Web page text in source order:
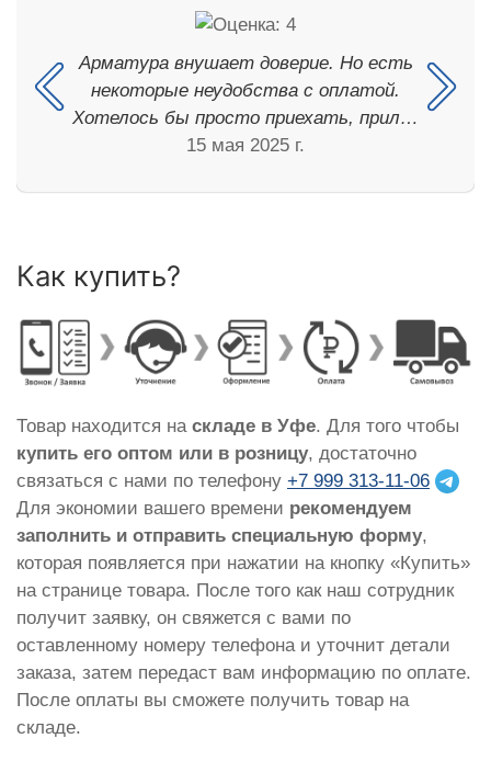
Арматура внушает доверие. Но есть
некоторые неудобства с оплатой.
Хотелось бы просто приехать, прил…
15 мая 2025 г.
Как купить?
Товар находится на складе в Уфе. Для того чтобы
купить его оптом или в розницу, достаточно
связаться с нами по телефону +7 999 313-11-06
Для экономии вашего времени рекомендуем
заполнить и отправить специальную форму,
которая появляется при нажатии на кнопку «Купить»
на странице товара. После того как наш сотрудник
получит заявку, он свяжется с вами по
оставленному номеру телефона и уточнит детали
заказа, затем передаст вам информацию по оплате.
После оплаты вы сможете получить товар на
складе.